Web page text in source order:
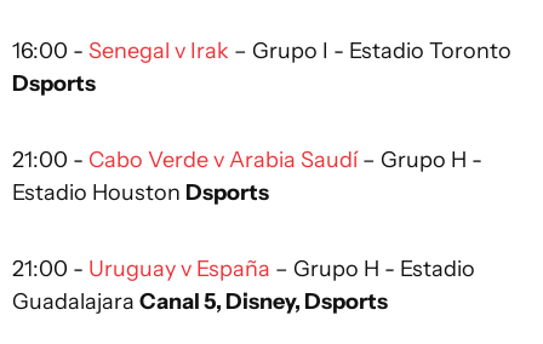
16:00 - Senegal v Irak – Grupo I - Estadio Toronto
Dsports
21:00 - Cabo Verde v Arabia Saudí– Grupo H -
Estadio Houston Dsports
21:00 - Uruguay v España – Grupo H - Estadio
Guadalajara Canal 5, Disney, Dsports